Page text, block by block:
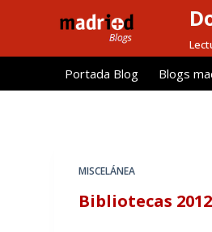
l
Portada Blog Blogs
MISCELÁNEA
Bibliotecas